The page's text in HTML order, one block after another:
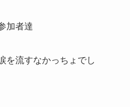
加者達
を流すなかっちょでし